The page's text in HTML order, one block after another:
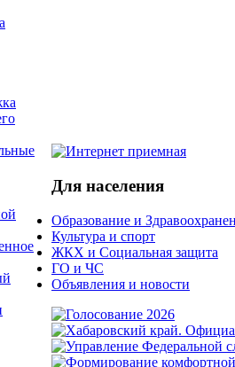
Для населения
Образование и
Культура и спорт
ЖКХ и Социальная защита
ГО и ЧС
Объявления и новости